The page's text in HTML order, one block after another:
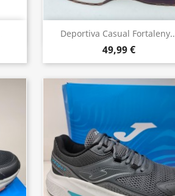
Deportiva Casual
49,99 €
Vista rápida